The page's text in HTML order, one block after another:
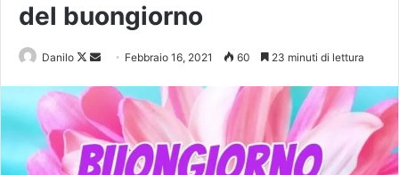
del buongiorno
Danilo Febbraio 16, 2021 60 23 minuti di lettura